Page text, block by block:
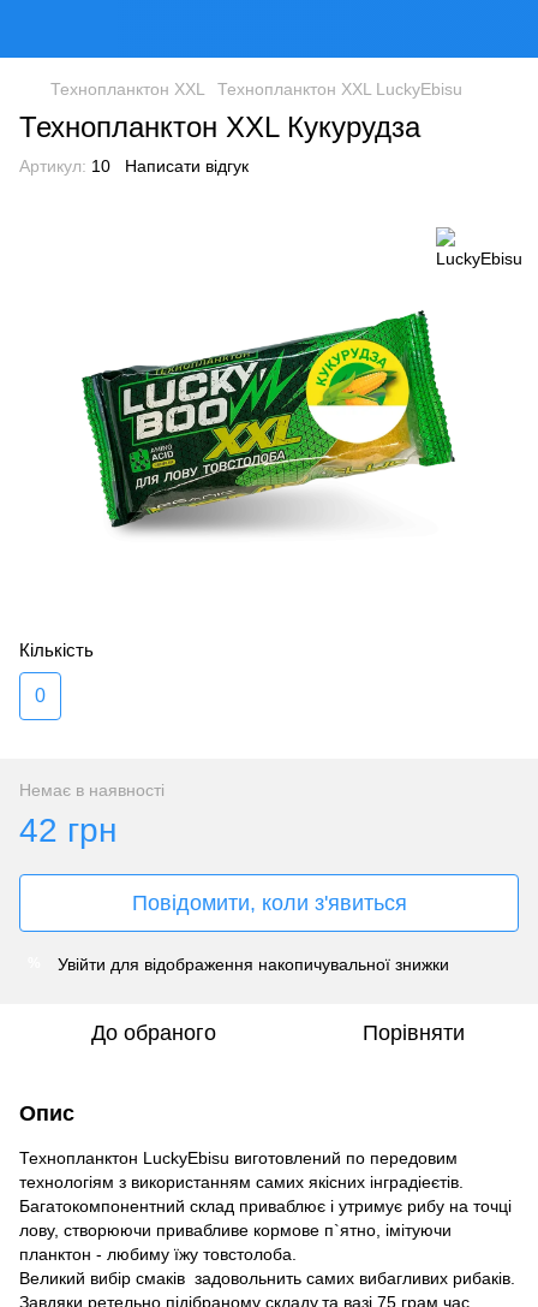
Технопланктон XXL Технопланктон XXL LuckyEbisu
Технопланктон XXL Кукурудза
Артикул: 10 Написати відгук
Кількість
0
Немає в наявності
42 грн
Повідомити, коли з'явиться
Увійти для відображення накопичувальної знижки
До обраного Порівняти
Опис
Технопланктон LuckyEbisu виготовлений по передовим
технологіям з використанням самих якісних інградіеєтів.
Багатокомпонентний склад приваблює і утримує рибу на точці
лову, створюючи привабливе кормове п`ятно, імітуючи
планктон - любиму їжу товстолоба.
Великий вибір смаків задовольнить самих вибагливих рибаків.
Завдяки ретельно підібраному складу,та вазі 75 грам час